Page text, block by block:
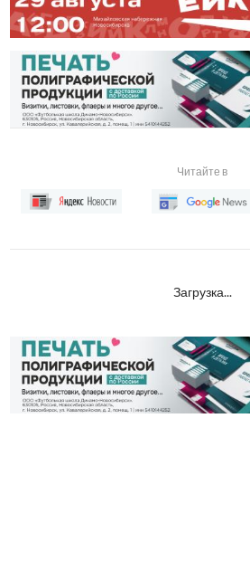
Читайте в
Загрузка...